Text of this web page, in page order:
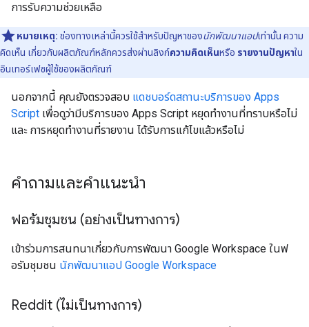
การรับความช่วยเหลือ
หมายเหตุ: ช่องทางเหล่านี้ควรใช้สำหรับปัญหาของนักพัฒนาแอปเท่านั้น ความ
คิดเห็น เกี่ยวกับผลิตภัณฑ์หลักควรส่งผ่านลิงก์ความคิดเห็นหรือ รายงานปัญหาใน
อินเทอร์เฟซผู้ใช้ของผลิตภัณฑ์
นอกจากนี้ คุณยังตรวจสอบ แดชบอร์ดสถานะบริการของ Apps
Script เพื่อดูว่ามีบริการของ Apps Script หยุดทำงานที่ทราบหรือไม่
และ การหยุดทำงานที่รายงาน ได้รับการแก้ไขแล้วหรือไม่
คำถามและคำแนะนำ
ฟอรัมชุมชน (อย่างเป็นทางการ)
เข้าร่วมการสนทนาเกี่ยวกับการพัฒนา Google Workspace ในฟ
อรัมชุมชน นักพัฒนาแอป Google Workspace
Reddit (ไม่เป็นทางการ)